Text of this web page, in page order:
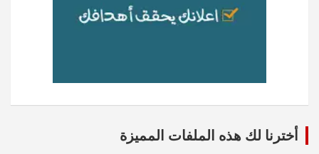
أخترنا لك هذه الملفات المميزة